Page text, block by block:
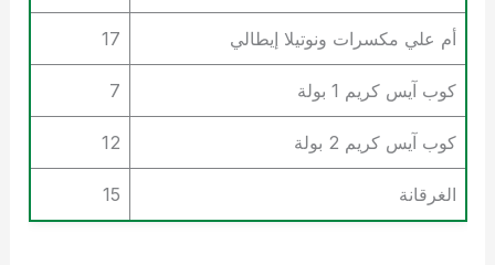
أم علي مكسرات ونوتيلا إيطالي 17
كوب آيس كريم 1 بولة 7
كوب آيس كريم 2 بولة 12
الغرقانة 15